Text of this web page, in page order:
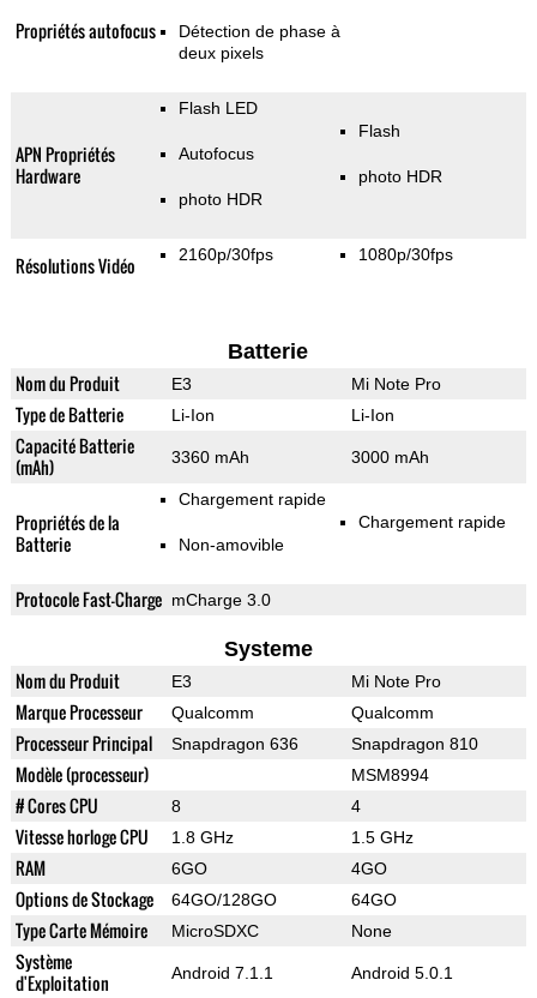
Propriétés autofocus
Détection de phase à
deux pixels
APN Propriétés
Hardware
Flash LED
Autofocus
photo HDR
Flash
photo HDR
Résolutions Vidéo 2160p/30fps 1080p/30fps
Batterie
Nom du Produit E3 Mi Note Pro
Type de Batterie Li-Ion Li-Ion
Capacité Batterie
(mAh)
3360 mAh 3000 mAh
Propriétés de la
Batterie
Chargement rapide
Non-amovible
Chargement rapide
Protocole Fast-Charge mCharge 3.0
Systeme
Nom du Produit E3 Mi Note Pro
Marque Processeur Qualcomm Qualcomm
Processeur Principal Snapdragon 636 Snapdragon 810
Modèle (processeur) MSM8994
# Cores CPU 8 4
Vitesse horloge CPU 1.8 GHz 1.5 GHz
RAM 6GO 4GO
Options de Stockage 64GO/128GO 64GO
Type Carte Mémoire MicroSDXC None
Système
d'Exploitation
Android 7.1.1 Android 5.0.1